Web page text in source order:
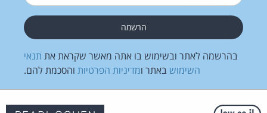
בהרשמה לאתר ובשימוש בו אתה מאשר שקראת את תנאי
השימוש באתר ומדיניות הפרטיות והסכמת להם.